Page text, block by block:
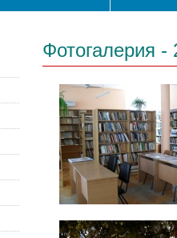
Фотогалерия -